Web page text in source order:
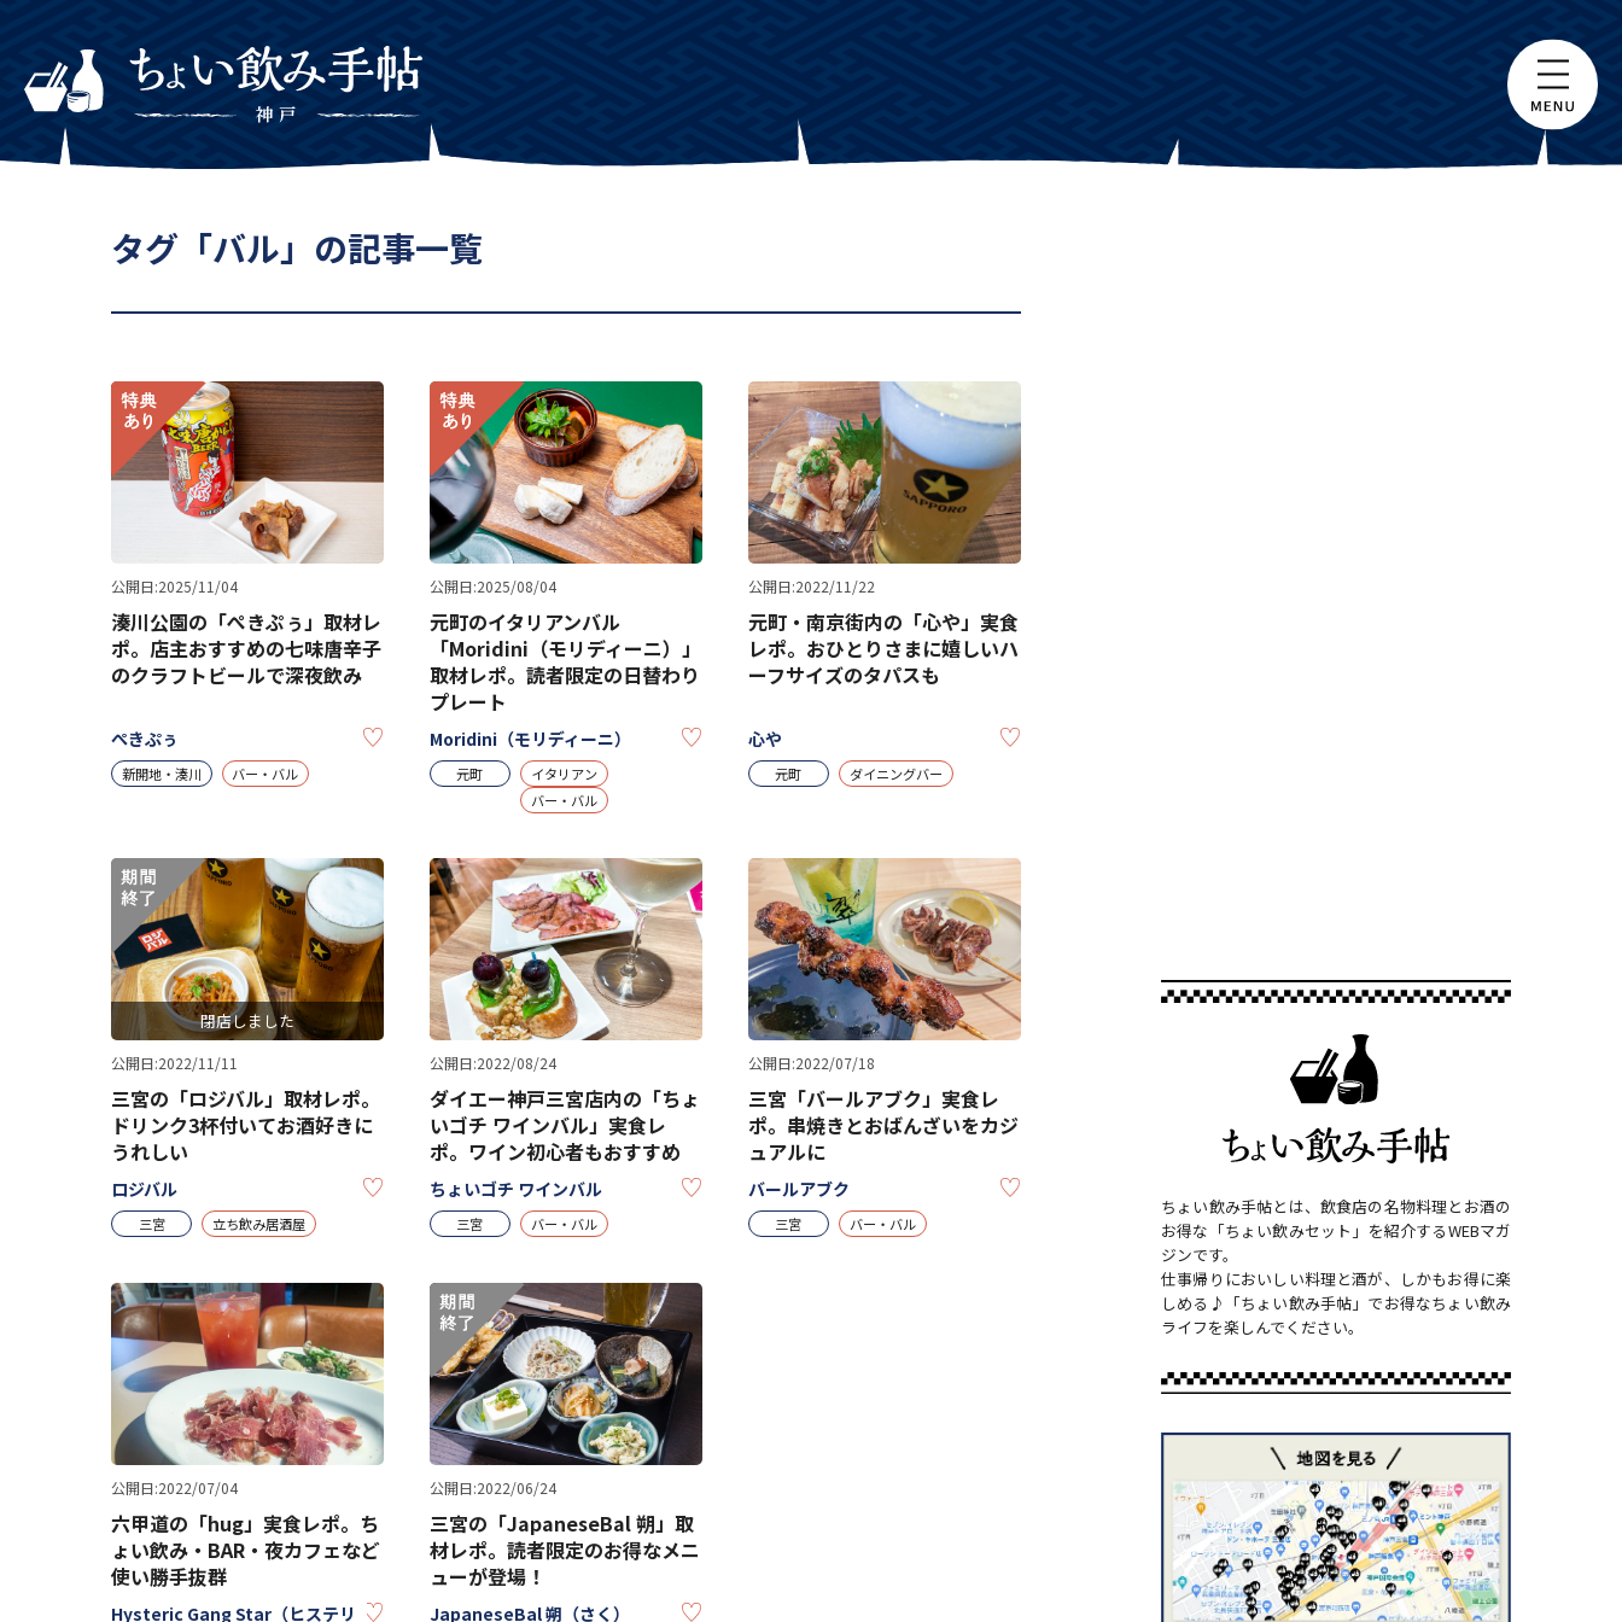
タグ「バル」の記事一覧
公開日:2025/11/04
湊川公園の「ぺきぷぅ」取材レ
ポ。店主おすすめの七味唐辛子
のクラフトビールで深夜飲み
ぺきぷぅ
新開地・湊川 バー・バル
公開日:2025/08/04
元町のイタリアンバル
「Moridini（モリディーニ）」
取材レポ。読者限定の日替わり
プレート
Moridini（モリディーニ） KEEP
元町
イタリアン
バー・バル
公開日:2022/11/22
元町・南京街内の「心や」実食
レポ。おひとりさまに嬉しいハ
ーフサイズのタパスも
心や
元町 ダイニングバー
閉店しました
公開日:2022/11/11
三宮の「ロジバル」取材レポ。
ドリンク3杯付いてお酒好きに
うれしい
ロジバル
三宮 立ち飲み居酒屋
公開日:2022/08/24
ダイエー神戸三宮店内の「ちょ
いゴチ ワインバル」実食レ
ポ。ワイン初心者もおすすめ
ちょいゴチ ワインバル KEEP
三宮 バー・バル
公開日:2022/07/18
三宮「バールアブク」実食レ
ポ。串焼きとおばんざいをカジ
ュアルに
バールアブク
三宮 バー・バル
公開日:2022/07/04
六甲道の「hug」実食レポ。ち
ょい飲み・BAR・夜カフェなど
使い勝手抜群
Hysteric Gang Star（ヒステリ
KEEP
公開日:2022/06/24
三宮の「JapaneseBal 朔」取
材レポ。読者限定のお得なメニ
ューが登場！
JapaneseBal 朔（さく）
ちょい飲み手帖とは、飲食店の名物料理とお酒の
お得な「ちょい飲みセット」を紹介するWEBマガ
ジンです。
仕事帰りにおいしい料理と酒が、しかもお得に楽
しめる♪「ちょい飲み手帖」でお得なちょい飲み
ライフを楽しんでください。